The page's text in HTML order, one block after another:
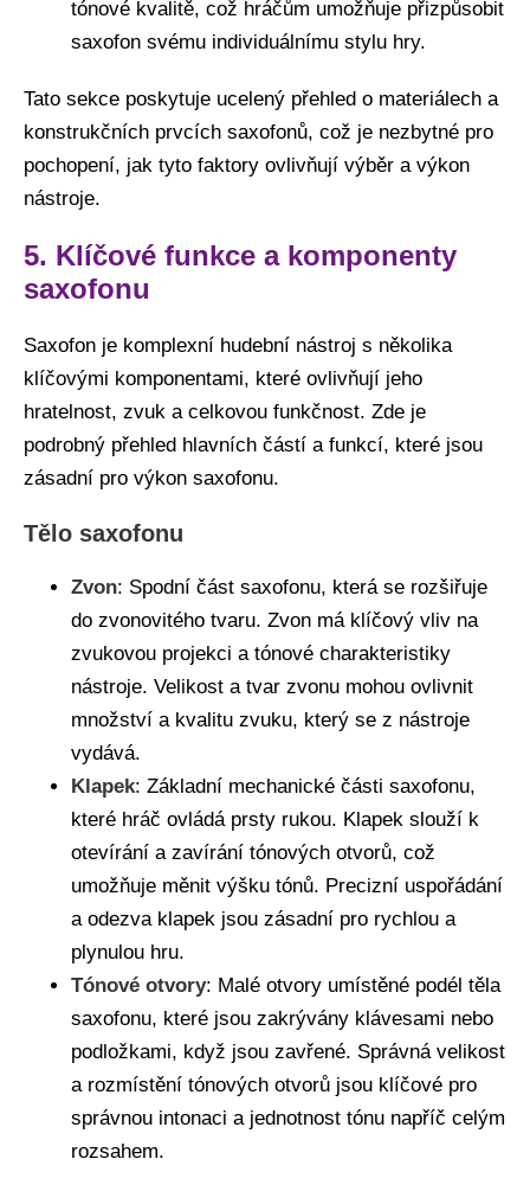
tónové kvalitě, což hráčům umožňuje přizpůsobit
saxofon svému individuálnímu stylu hry.
Tato sekce poskytuje ucelený přehled o materiálech a
konstrukčních prvcích saxofonů, což je nezbytné pro
pochopení, jak tyto faktory ovlivňují výběr a výkon
nástroje.
5. Klíčové funkce a komponenty
saxofonu
Saxofon je komplexní hudební nástroj s několika
klíčovými komponentami, které ovlivňují jeho
hratelnost, zvuk a celkovou funkčnost. Zde je
podrobný přehled hlavních částí a funkcí, které jsou
zásadní pro výkon saxofonu.
Tělo saxofonu
Zvon: Spodní část saxofonu, která se rozšiřuje
do zvonovitého tvaru. Zvon má klíčový vliv na
zvukovou projekci a tónové charakteristiky
nástroje. Velikost a tvar zvonu mohou ovlivnit
množství a kvalitu zvuku, který se z nástroje
vydává.
Klapek: Základní mechanické části saxofonu,
které hráč ovládá prsty rukou. Klapek slouží k
otevírání a zavírání tónových otvorů, což
umožňuje měnit výšku tónů. Precizní uspořádání
a odezva klapek jsou zásadní pro rychlou a
plynulou hru.
Tónové otvory: Malé otvory umístěné podél těla
saxofonu, které jsou zakrývány klávesami nebo
podložkami, když jsou zavřené. Správná velikost
a rozmístění tónových otvorů jsou klíčové pro
správnou intonaci a jednotnost tónu napříč celým
rozsahem.